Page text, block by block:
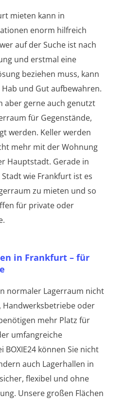
mieten kann in
enorm hilfreich
auf der Suche ist nach
und erstmal eine
beziehen muss, kann
und Gut aufbewahren.
aber gerne auch genutzt
für Gegenstände,
werden. Keller werden
mehr mit der Wohnung
Gerade in
wie Frankfurt ist es
zu mieten und so
für private oder
in Frankfurt – für
normaler Lagerraum nicht
Handwerksbetriebe oder
mehr Platz für
umfangreiche
auch Lagerhallen in
flexibel und ohne
Unsere großen Flächen